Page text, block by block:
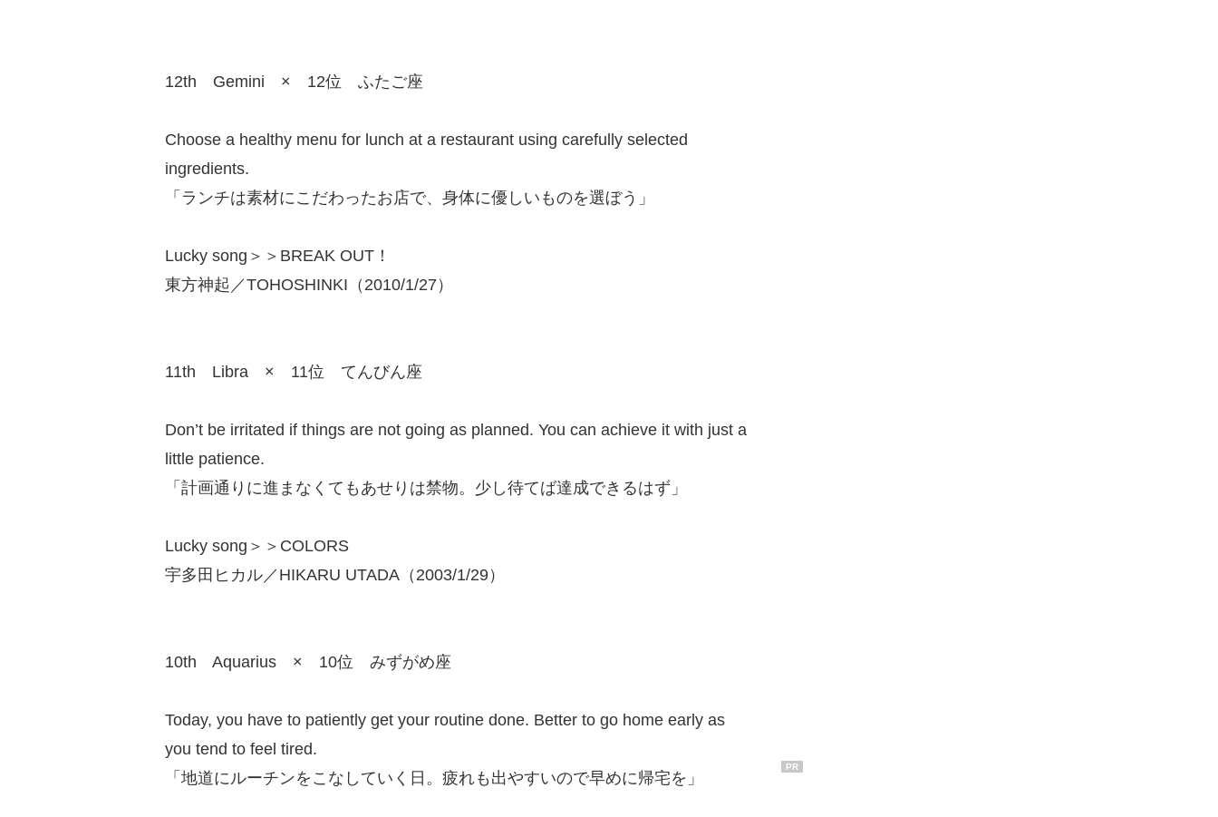
12th Gemini × 12位 ふたご座
Choose a healthy menu for lunch at a restaurant using carefully selected
ingredients.
「ランチは素材にこだわったお店で、身体に優しいものを選ぼう」
Lucky song＞＞BREAK OUT！
東方神起／TOHOSHINKI（2010/1/27）
11th Libra × 11位 てんびん座
Don’t be irritated if things are not going as planned. You can achieve it with just a
little patience.
「計画通りに進まなくてもあせりは禁物。少し待てば達成できるはず」
Lucky song＞＞COLORS
宇多田ヒカル／HIKARU UTADA（2003/1/29）
10th Aquarius × 10位 みずがめ座
Today, you have to patiently get your routine done. Better to go home early as
you tend to feel tired.
「地道にルーチンをこなしていく日。疲れも出やすいので早めに帰宅を」
PR